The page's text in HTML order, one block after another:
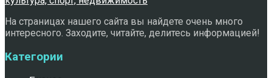
На страницах нашего сайта вы найдете очень много
интересного. Заходите, читайте, делитесь информацией!
Категории